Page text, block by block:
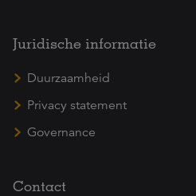
Juridische informatie
Duurzaamheid
Privacy statement
Governance
Contact